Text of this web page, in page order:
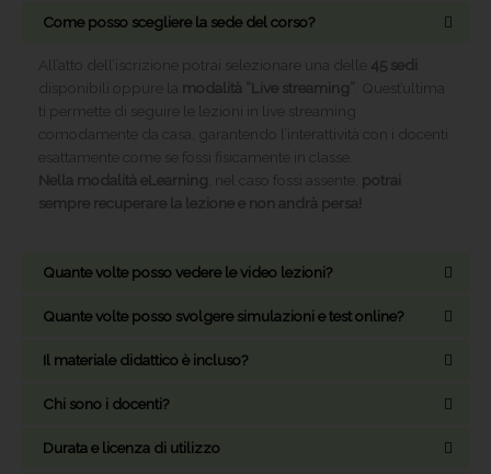
Come posso scegliere la sede del corso?
All’atto dell’iscrizione potrai selezionare una delle 45 sedi
disponibili oppure la modalità “Live streaming”
. Quest’ultima
ti permette di seguire le lezioni in live streaming
comodamente da casa, garantendo l’interattività con i docenti
esattamente come se fossi fisicamente in classe.
Nella modalità eLearning , nel caso fossi assente, potrai
sempre recuperare la lezione e non andrà persa!
Quante volte posso vedere le video lezioni?
Quante volte posso svolgere simulazioni e test online?
Il materiale didattico è incluso?
Chi sono i docenti?
Durata e licenza di utilizzo